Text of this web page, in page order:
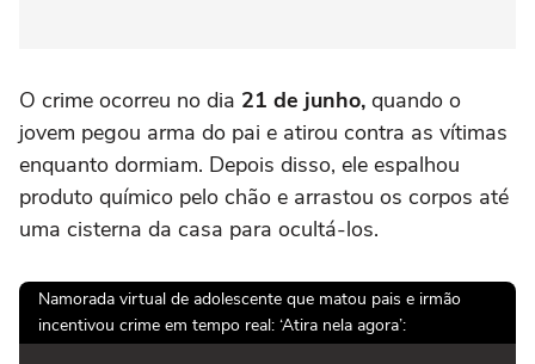
O crime ocorreu no dia 21 de junho, quando o
jovem pegou arma do pai e atirou contra as vítimas
enquanto dormiam. Depois disso, ele espalhou
produto químico pelo chão e arrastou os corpos até
uma cisterna da casa para ocultá-los.
Namorada virtual de adolescente que matou pais e irmão
incentivou crime em tempo real: ‘Atira nela agora’: